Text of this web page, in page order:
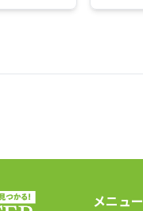
メニュー